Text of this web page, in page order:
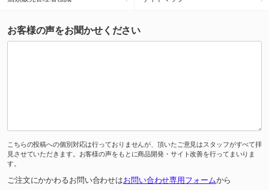
お客様の声をお聞かせください
こちらの投稿への個別対応は行っておりませんが、頂いたご意見はスタッフがすべて拝
見させていただきます。お客様の声をもとに商品開発・サイト改善を行ってまいりま
す。
ご注文にかかわるお問い合わせはお問い合わせ専用フォームから